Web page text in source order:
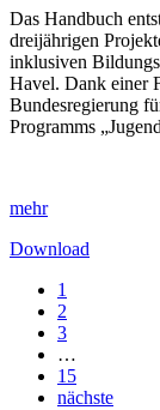
Das Handbuch
dreijährigen
inklusiven
Havel. Dank einer
Bundesregierung
Programms
mehr
Download
1
2
3
…
15
nächste